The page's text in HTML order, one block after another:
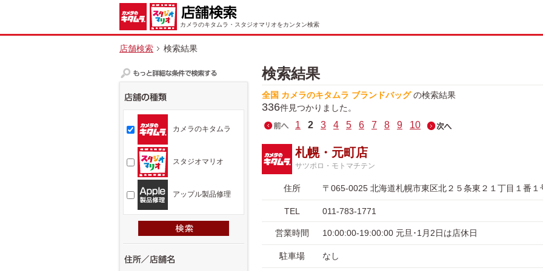
カメラのキタムラ・スタジオマリオをカンタン検索
店舗検索 検索結果
検索結果
全国 カメラのキタムラ ブランドバッグの検索結果
336件見つかりました。
1 2 3 4 5 6 7 8 9 10
札幌・元町店
サツポロ・モトマチテン
住所 〒065-0025 北海道札幌市東区北２５条東２１丁目１番１
TEL 011-783-1771
営業時間 10:00:00-19:00:00 元旦･1月2日は店休日
駐車場 なし
カメラのキタムラ
スタジオマリオ
アップル製品修理